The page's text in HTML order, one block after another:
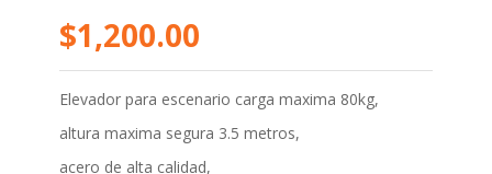
$1,200.00
Elevador para escenario carga maxima 80kg,
altura maxima segura 3.5 metros,
acero de alta calidad,